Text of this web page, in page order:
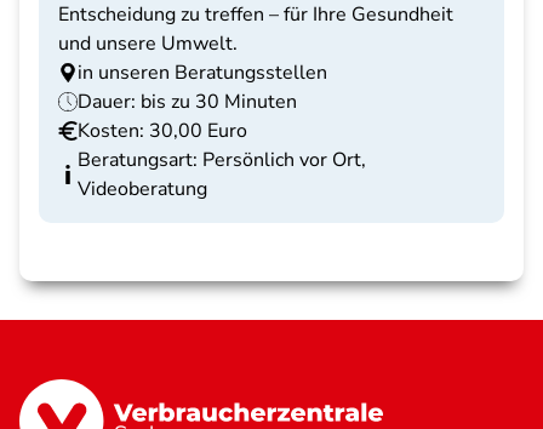
Entscheidung zu treffen – für Ihre Gesundheit
und unsere Umwelt.
in unseren Beratungsstellen
Dauer: bis zu 30 Minuten
Kosten: 30,00 Euro
Beratungsart: Persönlich vor Ort,
Videoberatung